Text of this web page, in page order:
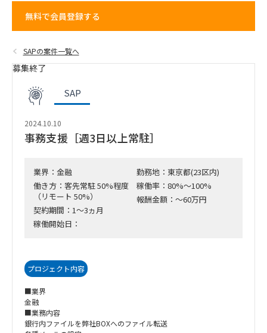
無料で会員登録する
SAPの案件一覧へ
募集終了
SAP
2024.10.10
事務支援［週3日以上常駐］
業界：金融
働き方：客先常駐 50%程度
（リモート 50%）
契約期間：1～3ヵ月
稼働開始日：
勤務地：東京都(23区内)
稼働率：80%～100%
報酬金額：～60万円
プロジェクト内容
■業界
金融
■業務内容
銀行内ファイルを弊社BOXへのファイル転送